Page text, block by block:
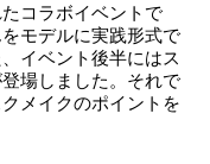
コラボイベントで
モデルに実践形式で
イベント後半にはス
場しました。それで
メイクのポイントを